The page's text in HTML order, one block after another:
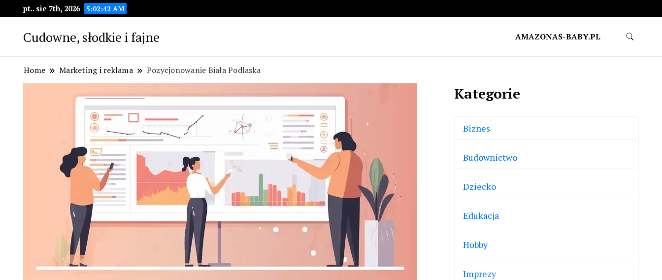
pt.. sie 7th, 2026 5:02:43 AM
Cudowne, słodkie i fajne AMAZONAS-BABY.PL
Home Marketing i reklama Pozycjonowanie Biała Podlaska
Kategorie
Biznes
Budownictwo
Dziecko
Edukacja
Hobby
Imprezy